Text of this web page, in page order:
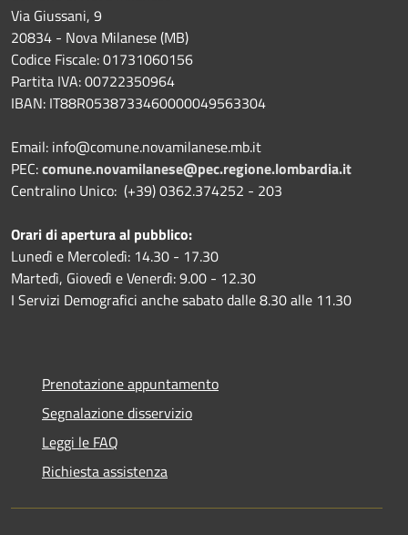
Via Giussani, 9
20834 - Nova Milanese (MB)
Codice Fiscale: 01731060156
Partita IVA: 00722350964
IBAN: IT88R0538733460000049563304
Email: info@comune.novamilanese.mb.it
PEC:comune.novamilanese@pec.regione.lombardia.it
Centralino Unico: (+39) 0362.374252 - 203
Orari di apertura al pubblico:
Lunedì e Mercoledì: 14.30 - 17.30
Martedì, Giovedì e Venerdì: 9.00 - 12.30
I Servizi Demografici anche sabato dalle 8.30 alle 11.30
Prenotazione appuntamento
Segnalazione disservizio
Leggi le FAQ
Richiesta assistenza